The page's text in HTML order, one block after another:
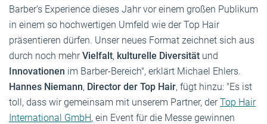
Barber’s Experience dieses Jahr vor einem großen Publikum
in einem so hochwertigen Umfeld wie der Top Hair
präsentieren dürfen. Unser neues Format zeichnet sich aus
durch noch mehrVielfalt, kulturelle Diversität und
Innovationen im Barber-Bereich", erklärt Michael Ehlers.
Hannes Niemann, Director der Top Hair, fügt hinzu: "Es ist
toll, dass wir gemeinsam mit unserem Partner, derTop Hair
International GmbH, ein Event für die Messe gewinnen